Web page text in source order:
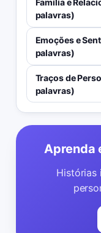
Família e
palavras)
Emoções e
palavras)
Traços de
palavras)
Aprenda
Histórias